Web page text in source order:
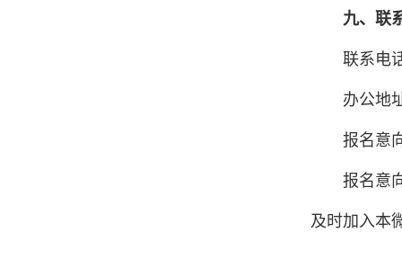
九、联
联系电
办公地
报名意
报名意
及时加入本